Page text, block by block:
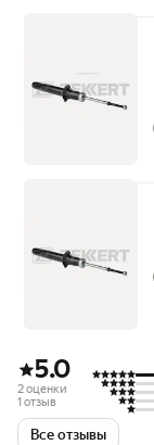
5.0
2 оценки
1 отзыв
Все отзывы